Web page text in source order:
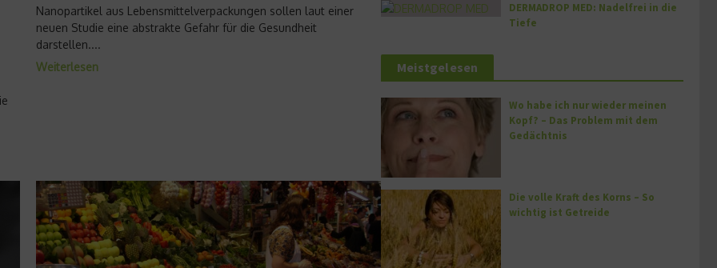
Nanopartikel aus Lebensmittelverpackungen sollen laut einer
neuen Studie eine abstrakte Gefahr für die Gesundheit
darstellen....
Weiterlesen
DERMADROP MED: Nadelfrei in die
Tiefe
Meistgelesen
Wo habe ich nur wieder meinen
Kopf? – Das Problem mit dem
Gedächtnis
Die volle Kraft des Korns – So
wichtig ist Getreide